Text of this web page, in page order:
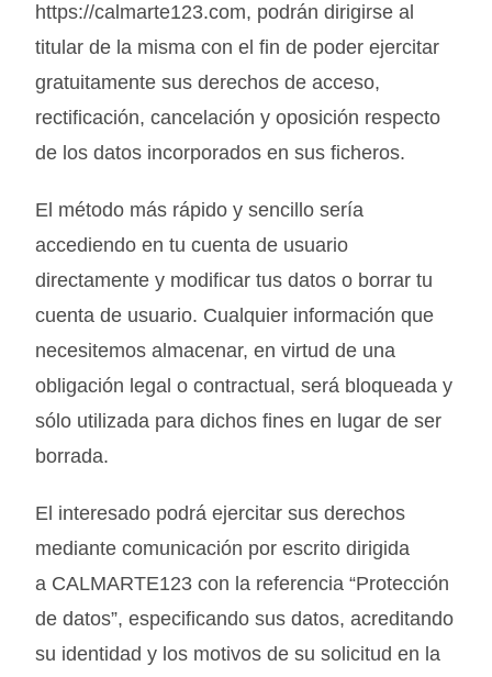
https://calmarte123.com, podrán dirigirse al
titular de la misma con el fin de poder ejercitar
gratuitamente sus derechos de acceso,
rectificación, cancelación y oposición respecto
de los datos incorporados en sus ficheros.
El método más rápido y sencillo sería
accediendo en tu cuenta de usuario
directamente y modificar tus datos o borrar tu
cuenta de usuario. Cualquier información que
necesitemos almacenar, en virtud de una
obligación legal o contractual, será bloqueada y
sólo utilizada para dichos fines en lugar de ser
borrada.
El interesado podrá ejercitar sus derechos
mediante comunicación por escrito dirigida
a CALMARTE123 con la referencia “Protección
de datos”, especificando sus datos, acreditando
su identidad y los motivos de su solicitud en la